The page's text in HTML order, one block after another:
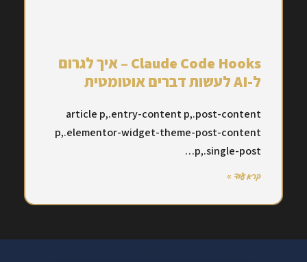
Claude Code Hooks – איך לגרום
ל-AI לעשות דברים אוטומטית
article p,.entry-content p,.post-content
p,.elementor-widget-theme-post-content
p,.single-post…
קרא עוד »